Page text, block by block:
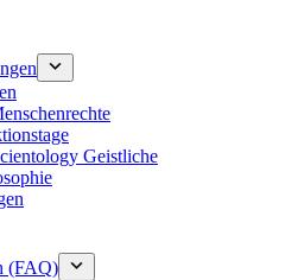
Geistliche
(FAQ)